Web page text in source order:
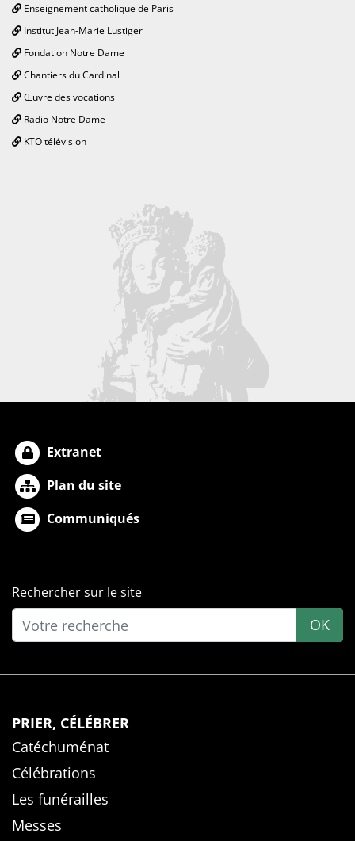
Enseignement catholique de Paris
Institut Jean-Marie Lustiger
Fondation Notre Dame
Chantiers du Cardinal
Œuvre des vocations
Radio Notre Dame
KTO télévision
Extranet
Plan du site
Communiqués
Rechercher sur le site
OK
PRIER, CÉLÉBRER
Catéchuménat
Célébrations
Les funérailles
Messes